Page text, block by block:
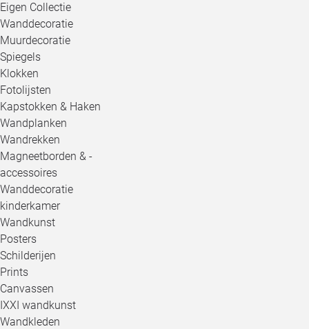
Eigen Collectie
Wanddecoratie
Muurdecoratie
Spiegels
Klokken
Fotolijsten
Kapstokken & Haken
Wandplanken
Wandrekken
Magneetborden & -
accessoires
Wanddecoratie
kinderkamer
Wandkunst
Posters
Schilderijen
Prints
Canvassen
IXXI wandkunst
Wandkleden